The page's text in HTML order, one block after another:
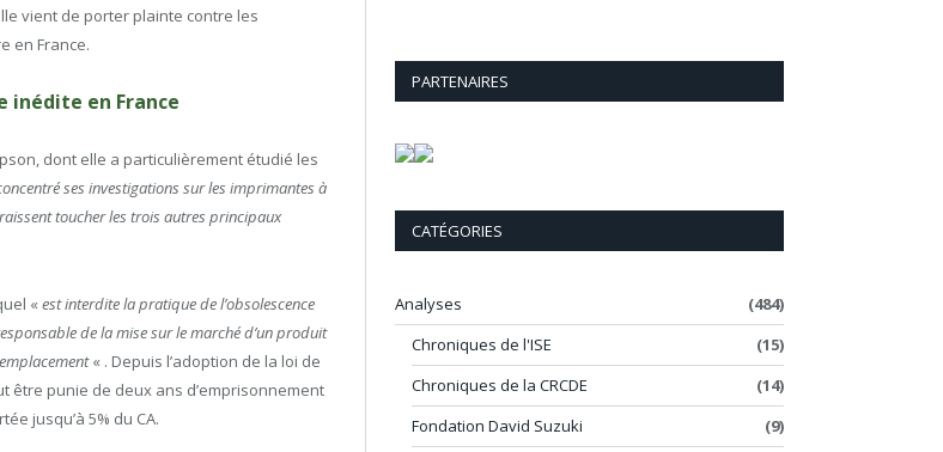
vient de porter plainte contre les
en France.
inédite en France
dont elle a particulièrement étudié les
ses investigations sur les imprimantes à
toucher les trois autres principaux
«est interdite la pratique de l’obsolescence
de la mise sur le marché d’un produit
« . Depuis l’adoption de la loi de
être punie de deux ans d’emprisonnement
jusqu’à 5% du CA.
PARTENAIRES
CATÉGORIES
Analyses
(484)
Chroniques de l'ISE
(15)
Chroniques de la CRCDE
(14)
Fondation David Suzuki
(9)